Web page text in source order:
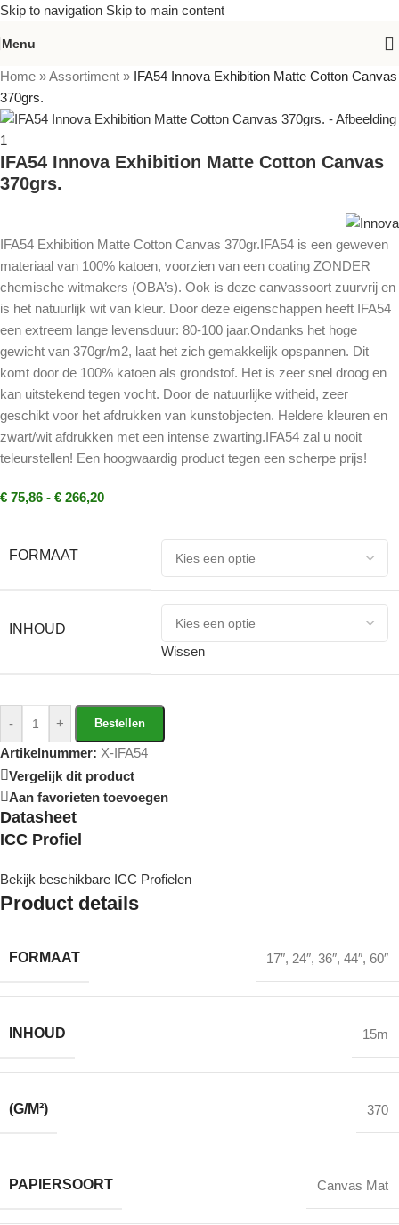
Skip to navigation Skip to main content
Menu
Home »Assortiment » IFA54 Innova Exhibition Matte Cotton Canvas
370grs.
IFA54 Innova Exhibition Matte Cotton Canvas
370grs.
IFA54 Exhibition Matte Cotton Canvas 370gr.IFA54 is een geweven
materiaal van 100% katoen, voorzien van een coating ZONDER
chemische witmakers (OBA’s). Ook is deze canvassoort zuurvrij en
is het natuurlijk wit van kleur. Door deze eigenschappen heeft IFA54
een extreem lange levensduur: 80-100 jaar.Ondanks het hoge
gewicht van 370gr/m2, laat het zich gemakkelijk opspannen. Dit
komt door de 100% katoen als grondstof. Het is zeer snel droog en
kan uitstekend tegen vocht. Door de natuurlijke witheid, zeer
geschikt voor het afdrukken van kunstobjecten. Heldere kleuren en
zwart/wit afdrukken met een intense zwarting.IFA54 zal u nooit
teleurstellen! Een hoogwaardig product tegen een scherpe prijs!
€ 75,86 - € 266,20
FORMAAT
INHOUD
Wissen
- + Bestellen
Artikelnummer: X-IFA54
Vergelijk dit product
Aan favorieten toevoegen
Datasheet
ICC Profiel
Bekijk beschikbare ICC Profielen
Product details
FORMAAT 17″, 24″, 36″, 44″, 60″
INHOUD 15m
(G/M²) 370
PAPIERSOORT Canvas Mat